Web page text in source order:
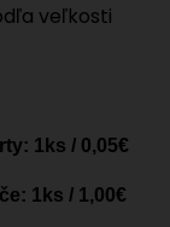
veľkosti
1ks / 0,05€
1ks / 1,00€